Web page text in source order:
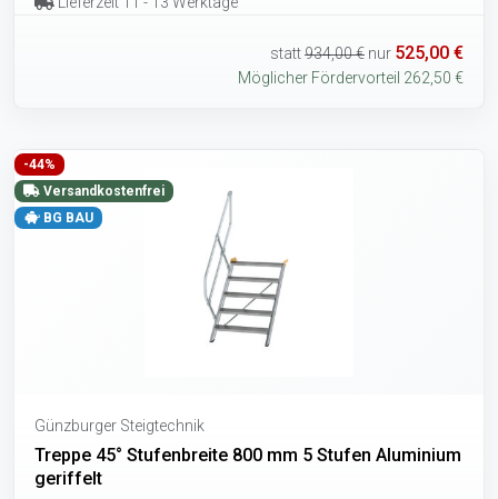
statt934,00 € nur 525,00 €
Möglicher Fördervorteil 262,50 €
-44%
Versandkostenfrei
BG BAU
Günzburger Steigtechnik
Treppe 45° Stufenbreite 800 mm 5 Stufen Aluminium
geriffelt